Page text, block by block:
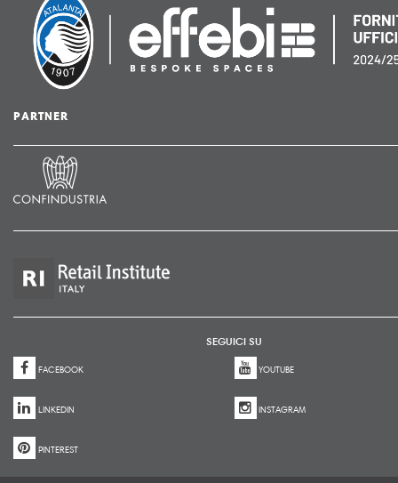
PARTNER
SEGUICI SU
FACEBOOK YOUTUBE
LINKEDIN INSTAGRAM
PINTEREST